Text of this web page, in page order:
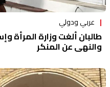
عربي ودولي
طالبان ألغت وزارة المرأة
والنهي عن المنكر